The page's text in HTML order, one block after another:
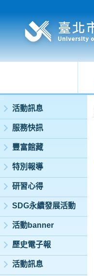
:::
活動訊息
服務快訊
豐富館藏
特別報導
研習心得
SDG永續發展活動
活動banner
歷史電子報
活動訊息